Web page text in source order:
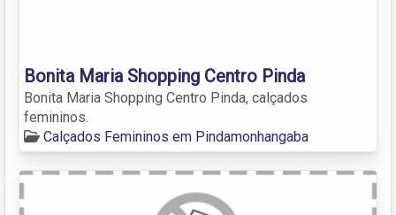
Bonita Maria Shopping Centro Pinda
Bonita Maria Shopping Centro Pinda, calçados
femininos.
Calçados Femininos em Pindamonhangaba